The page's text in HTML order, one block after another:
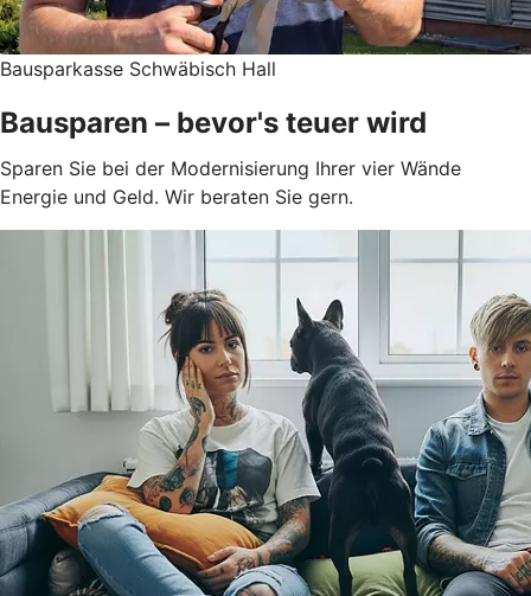
Bausparkasse Schwäbisch Hall
Bausparen – bevor's teuer wird
Sparen Sie bei der Modernisierung Ihrer vier Wände
Energie und Geld. Wir beraten Sie gern.